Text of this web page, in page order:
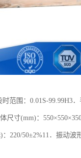
范围：0.01S-99.99H3
尺寸(mm)：
220/50±2%11．振动